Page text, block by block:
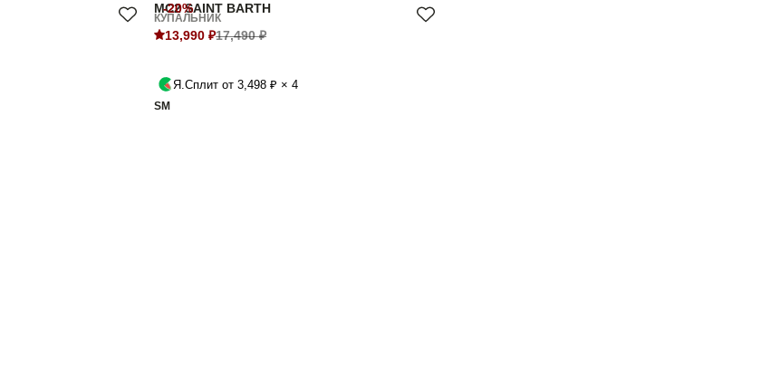
-20%
MC2 SAINT BARTH
КУПАЛЬНИК
13,990 ₽17,490 ₽
Я.Сплит от 3,498 ₽ × 4
SM